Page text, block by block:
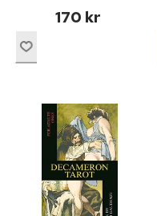
170 kr